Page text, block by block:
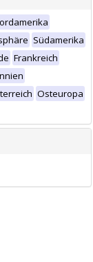
Südamerika
Frankreich
Osteuropa